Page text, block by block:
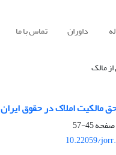
داوران تماس با ما
مالک
مالکیت املاک در حقوق ایران
45-57
10.22059/